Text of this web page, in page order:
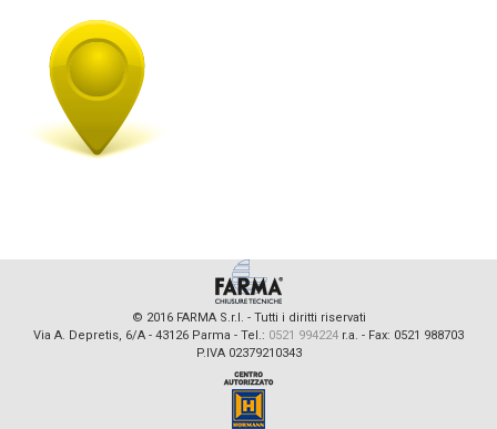
© 2016 FARMA S.r.l. - Tutti i diritti riservati
Via A. Depretis, 6/A - 43126 Parma - Tel.: 0521 994224 r.a. - Fax: 0521 988703
P.IVA 0237921 0343